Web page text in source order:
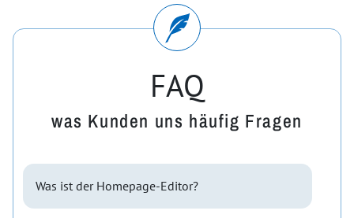
FAQ
was Kunden uns häufig Fragen
Was ist der Homepage-Editor?